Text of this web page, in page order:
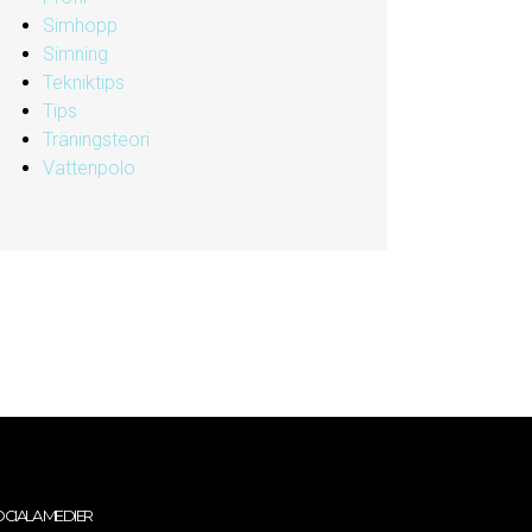
Simhopp
Simning
Tekniktips
Tips
Träningsteori
Vattenpolo
MEDIER